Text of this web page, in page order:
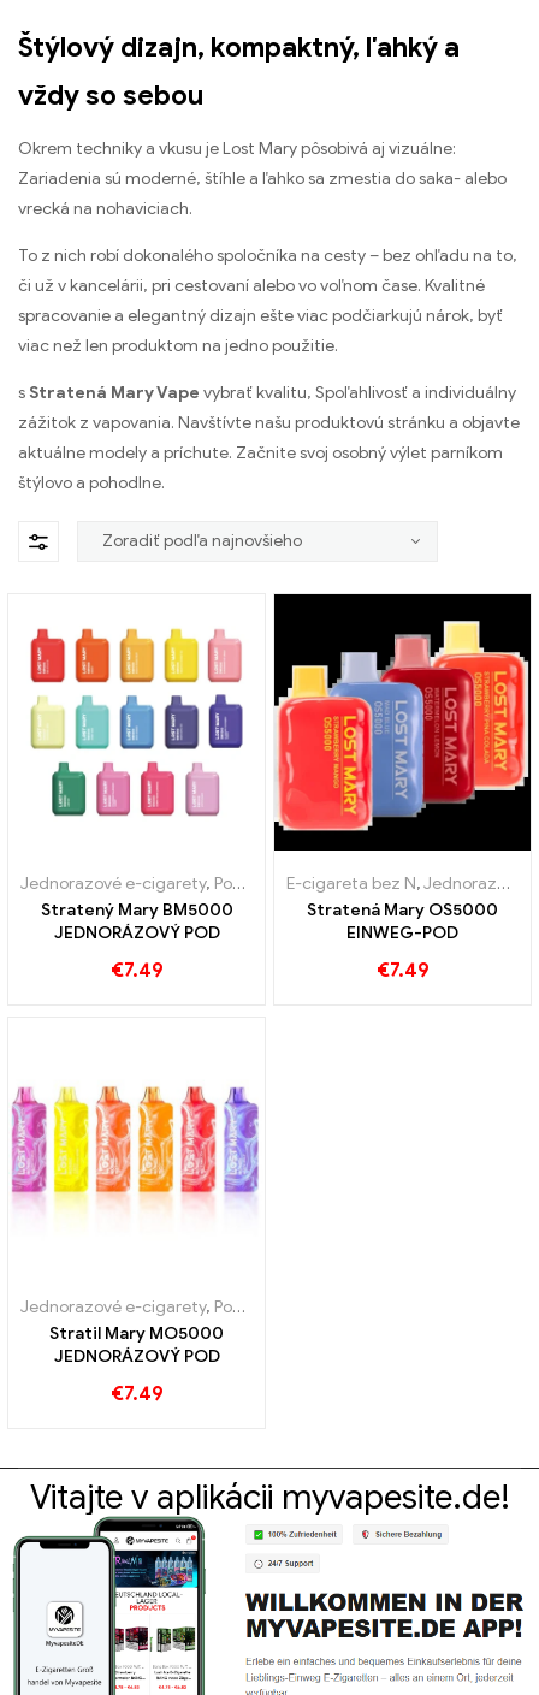
Štýlový dizajn, kompaktný, ľahký a
vždy so sebou
Okrem techniky a vkusu je Lost Mary pôsobivá aj vizuálne:
Zariadenia sú moderné, štíhle a ľahko sa zmestia do saka- alebo
vrecká na nohaviciach.
To z nich robí dokonalého spoločníka na cesty – bez ohľadu na to,
či už v kancelárii, pri cestovaní alebo vo voľnom čase. Kvalitné
spracovanie a elegantný dizajn ešte viac podčiarkujú nárok, byť
viac než len produktom na jedno použitie.
sStratená Mary Vape vybrať kvalitu, Spoľahlivosť a individuálny
zážitok z vapovania. Navštívte našu produktovú stránku a objavte
aktuálne modely a príchute. Začnite svoj osobný výlet parníkom
štýlovo a pohodlne.
Jednorazové e-cigarety, Pod ,
Bezcolný tovar
Stratený Mary BM5000
JEDNORÁZOVÝ POD
€7.49
E-cigareta bez N,Jednorazové e-cigarety
Stratená Mary OS5000
EINWEG-POD
€7.49
Jednorazové e-cigarety, Pod ,
Stratil Mary MO5000
JEDNORÁZOVÝ POD
€7.49
Vitajte v aplikácii myvapesite.de!